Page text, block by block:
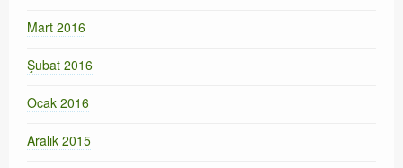
Mart 2016
Şubat 2016
Ocak 2016
Aralık 2015